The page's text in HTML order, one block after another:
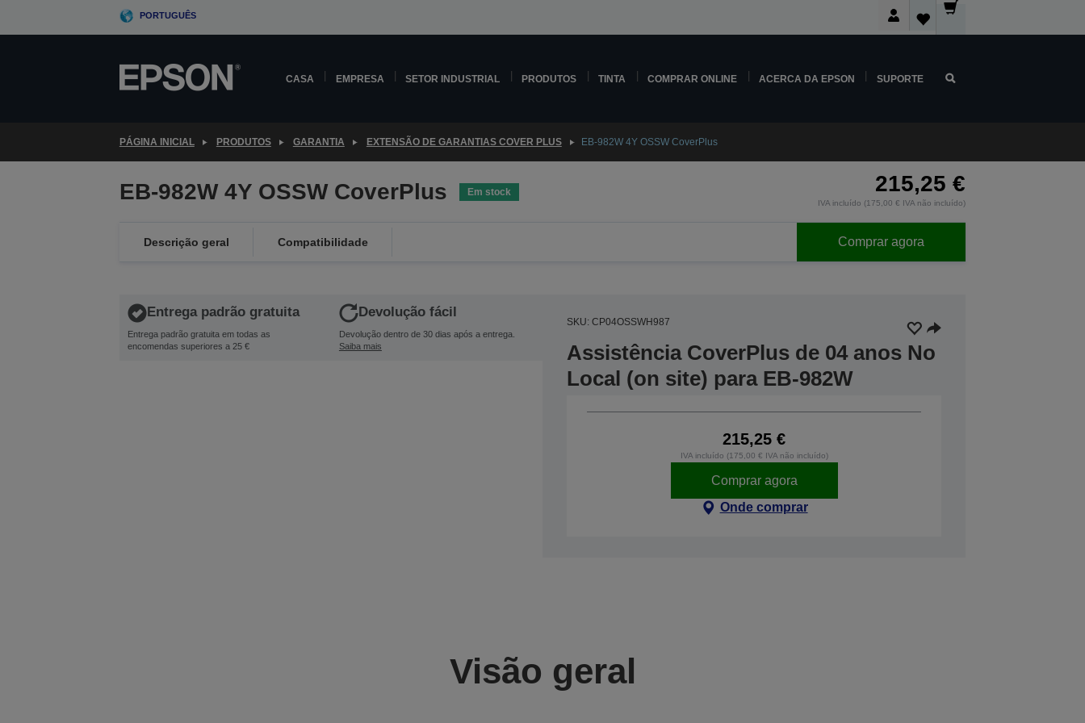
PORTUGUÊS
CASA EMPRESA SETOR INDUSTRIAL PRODUTOS TINTA COMPRAR ONLINE ACERCA DA EPSON SUPORTE
PÁGINA INICIAL PRODUTOS GARANTIA EXTENSÃO DE GARANTIAS COVER PLUS EB-982W 4Y OSSW CoverPlus
EB-982W 4Y OSSW CoverPlus Em stock 215,25 €
IVA incluído (175,00 € IVA não incluído)
Descrição geral Compatibilidade Comprar agora
Entrega padrão gratuita
Entrega padrão gratuita em todas as
encomendas superiores a 25 €
Devolução fácil
Devolução dentro de 30 dias após a entrega.
Saiba mais
SKU: CP04OSSWH987
Assistência CoverPlus de 04 anos No
Local (on site) para EB-982W
215,25 €
IVA incluído (175,00 € IVA não incluído)
Comprar agora
Onde comprar
Visão geral